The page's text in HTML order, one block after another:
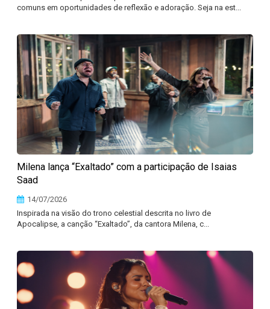
comuns em oportunidades de reflexão e adoração. Seja na est...
Milena lança “Exaltado” com a participação de Isaias
Saad
14/07/2026
Inspirada na visão do trono celestial descrita no livro de
Apocalipse, a canção “Exaltado”, da cantora Milena, c...